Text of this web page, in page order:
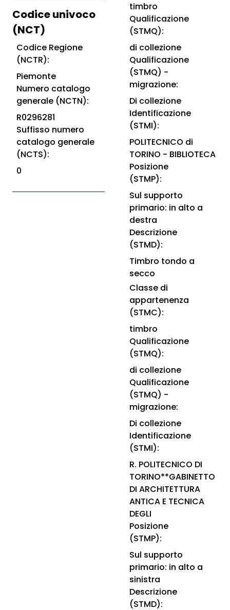
Codice univoco
(NCT)
Codice Regione
(NCTR):
Piemonte
Numero catalogo
generale (NCTN):
R0296281
Suffisso numero
catalogo generale
(NCTS):
0
timbro
Qualificazione
(STMQ):
di collezione
Qualificazione
(STMQ) -
migrazione:
Di collezione
Identificazione
(STMI):
POLITECNICO di
TORINO - BIBLIOTECA
Posizione
(STMP):
Sul supporto
primario: in alto a
destra
Descrizione
(STMD):
Timbro tondo a
secco
Classe di
appartenenza
(STMC):
timbro
Qualificazione
(STMQ):
di collezione
Qualificazione
(STMQ) -
migrazione:
Di collezione
Identificazione
(STMI):
R. POLITECNICO DI
TORINO**GABINETTO
DI ARCHITETTURA
ANTICA E TECNICA
DEGLI
Posizione
(STMP):
Sul supporto
primario: in alto a
sinistra
Descrizione
(STMD):